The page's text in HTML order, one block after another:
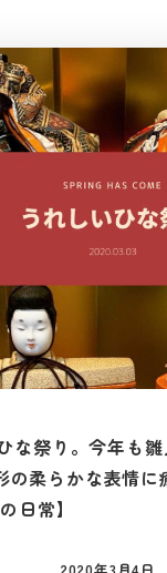
な祭り。今年も
の柔らかな表情に
日常】